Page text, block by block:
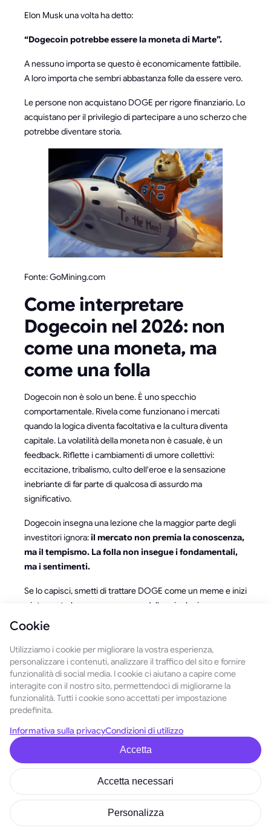
Elon Musk una volta ha detto:
“Dogecoin potrebbe essere la moneta di Marte”.
A nessuno importa se questo è economicamente fattibile.
A loro importa che sembri abbastanza folle da essere vero.
Le persone non acquistano DOGE per rigore finanziario. Lo
acquistano per il privilegio di partecipare a uno scherzo che
potrebbe diventare storia.
Fonte: GoMining.com
Come interpretare
Dogecoin nel 2026: non
come una moneta, ma
come una folla
Dogecoin non è solo un bene. È uno specchio
comportamentale. Rivela come funzionano i mercati
quando la logica diventa facoltativa e la cultura diventa
capitale. La volatilità della moneta non è casuale, è un
feedback. Riflette i cambiamenti di umore collettivi:
eccitazione, tribalismo, culto dell'eroe e la sensazione
inebriante di far parte di qualcosa di assurdo ma
significativo.
Dogecoin insegna una lezione che la maggior parte degli
investitori ignora:il mercato non premia la conoscenza,
ma il tempismo. La folla non insegue i fondamentali,
ma i sentimenti.
Se lo capisci, smetti di trattare DOGE come un meme e inizi
a interpretarlo come una mappa della psicologia umana.
Dogecoin come
fenomeno sociale: la
cultura prima del codice
La finanza tradizionale chiede:Quale problema risolve
se fosse il valore stesso il problema?
Dogecoin infrange la regola non scritta dei mercati: il
denaro deve essere serio, razionale e orientato all'utilità. Al
contrario, dimostra che:
un meme può superare i fondamentali,
uno scherzo può diventare un tesoro,
Cookie
Utilizziamo i cookie per migliorare la vostra esperienza,
personalizzare i contenuti, analizzare il traffico del sito e fornire
funzionalità di social media. I cookie ci aiutano a capire come
interagite con il nostro sito, permettendoci di migliorarne la
funzionalità. Tutti i cookie sono accettati per impostazione
predefinita.
Informativa sulla privacyCondizioni di utilizzo
Accetta
Accetta necessari
Personalizza